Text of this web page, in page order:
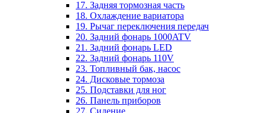
17. Задняя тормозная часть
18. Охлаждение вариатора
19. Рычаг переключения передач
20. Задний фонарь 1000ATV
21. Задний фонарь LED
22. Задний фонарь 110V
23. Топливный бак, насос
24. Дисковые тормоза
25. Подставки для ног
26. Панель приборов
27. Сидение